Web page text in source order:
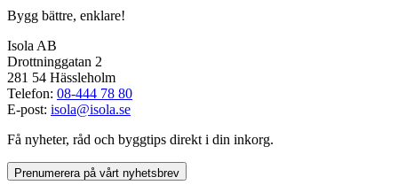
Bygg bättre, enklare!
Isola AB
Drottninggatan 2
281 54 Hässleholm
Telefon: 08-444 78 80
E-post: isola@isola.se
Få nyheter, råd och byggtips direkt i din inkorg.
Prenumerera på vårt nyhetsbrev